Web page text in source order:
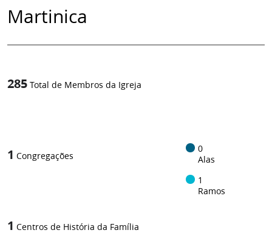
Martinica
285 Total de Membros da Igreja
1 Congregações
0
Alas
1
Ramos
1 Centros de História da Família